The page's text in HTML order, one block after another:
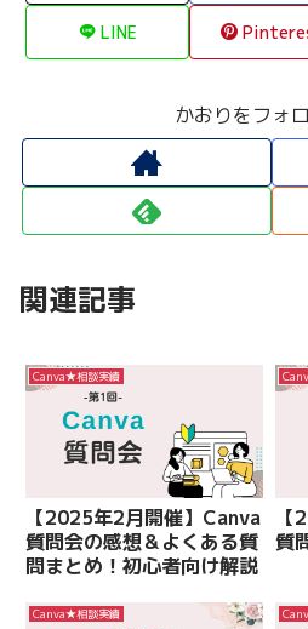
LINE
かおりをフォ
関連記事
Canva★相談実績
【2025年2月開催】Canva
質問会の感想＆よくある質
問まとめ！初心者向け解説
質
Canva★相談実績